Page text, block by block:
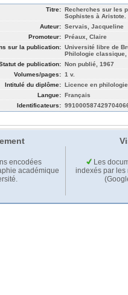
Titre: Recherches sur les
Sophistes à Aristote.
Auteur: Servais, Jacqueline
Promoteur: Préaux, Claire
sur la publication: Université libre de
Philologie classique,
de publication: Non publié, 1967
Volumes/pages: 1 v.
Intitulé du diplôme: Licence en
Langue: Français
Identificateurs:
encodées
académique
Les
indexés par les